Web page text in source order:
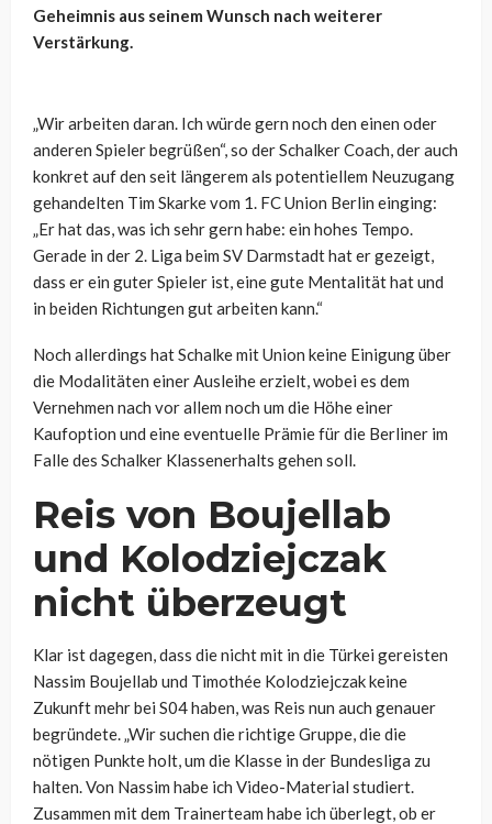
Geheimnis aus seinem Wunsch nach weiterer
Verstärkung.
„Wir arbeiten daran. Ich würde gern noch den einen oder
anderen Spieler begrüßen“, so der Schalker Coach, der auch
konkret auf den seit längerem als potentiellem Neuzugang
gehandelten Tim Skarke vom 1. FC Union Berlin einging:
„Er hat das, was ich sehr gern habe: ein hohes Tempo.
Gerade in der 2. Liga beim SV Darmstadt hat er gezeigt,
dass er ein guter Spieler ist, eine gute Mentalität hat und
in beiden Richtungen gut arbeiten kann.“
Noch allerdings hat Schalke mit Union keine Einigung über
die Modalitäten einer Ausleihe erzielt, wobei es dem
Vernehmen nach vor allem noch um die Höhe einer
Kaufoption und eine eventuelle Prämie für die Berliner im
Falle des Schalker Klassenerhalts gehen soll.
Reis von Boujellab
und Kolodziejczak
nicht überzeugt
Klar ist dagegen, dass die nicht mit in die Türkei gereisten
Nassim Boujellab und Timothée Kolodziejczak keine
Zukunft mehr bei S04 haben, was Reis nun auch genauer
begründete.„Wir suchen die richtige Gruppe, die die
nötigen Punkte holt, um die Klasse in der Bundesliga zu
halten. Von Nassim habe ich Video-Material studiert.
Zusammen mit dem Trainerteam habe ich überlegt, ob er